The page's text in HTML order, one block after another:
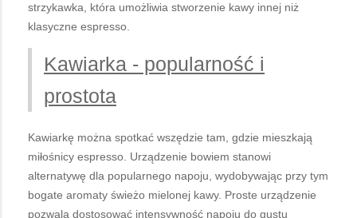
strzykawka, która umożliwia stworzenie kawy innej niż
klasyczne espresso.
Kawiarka - popularność i
prostota
Kawiarkę można spotkać wszędzie tam, gdzie mieszkają
miłośnicy espresso. Urządzenie bowiem stanowi
alternatywę dla popularnego napoju, wydobywając przy tym
bogate aromaty świeżo mielonej kawy. Proste urządzenie
pozwala dostosować intensywność napoju do gustu